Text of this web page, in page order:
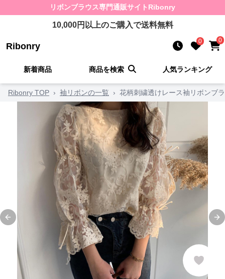
リボンブラウス専門通販サイト Ribonry
10,000円以上のご購入で送料無料
Ribonry 0 0
新着商品 商品を検索 人気ランキング
Ribonry TOP › 袖リボンの一覧 › 花柄刺繍透けレース袖リボンブ
Previous slide